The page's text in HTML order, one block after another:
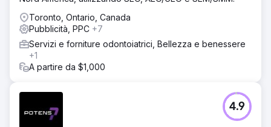
Toronto, Ontario, Canada
Pubblicità, PPC +7
Servizi e forniture odontoiatrici, Bellezza e benessere
+1
A partire da $1,000
4.9